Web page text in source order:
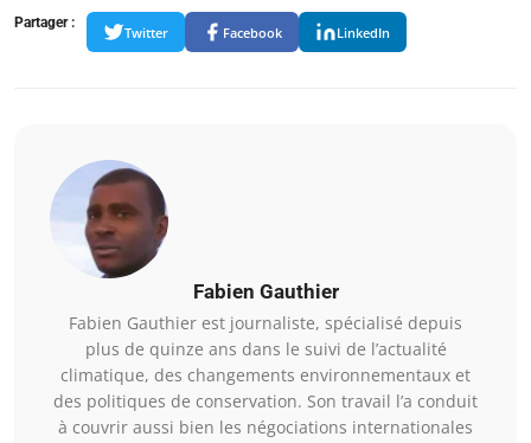
Partager :
Twitter Facebook LinkedIn
Fabien Gauthier
Fabien Gauthier est journaliste, spécialisé depuis
plus de quinze ans dans le suivi de l’actualité
climatique, des changements environnementaux et
des politiques de conservation. Son travail l’a conduit
à couvrir aussi bien les négociations internationales